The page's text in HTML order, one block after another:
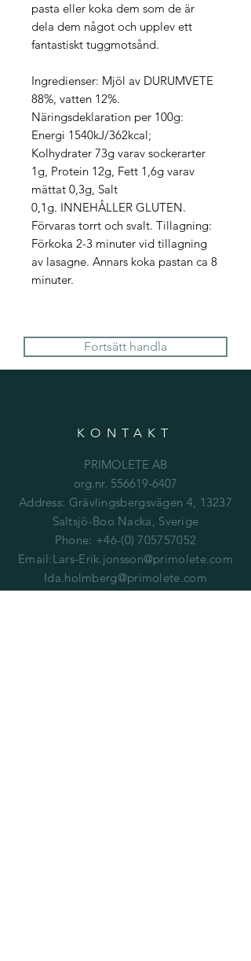
pasta eller koka dem som de är
dela dem något och upplev ett
fantastiskt tuggmotsånd.
Ingredienser: Mjöl av DURUMVETE
88%, vatten 12%.
Näringsdeklaration per 100g:
Energi 1540kJ/362kcal;
Kolhydrater 73g varav sockerarter
1g, Protein 12g, Fett 1,6g varav
mättat 0,3g, Salt
0,1g. INNEHÅLLER GLUTEN.
Förvaras torrt och svalt. Tillagning:
Förkoka 2-3 minuter vid tillagning
av lasagne. Annars koka pastan ca 8
minuter.
Fortsätt handla
KONTAKT
PRIMOLETE AB
org.nr. 556619-6407
Address: Grävlingsbergsvägen 4, 13237
Saltsjö-Boo Nacka, Sverige
Phone: +46-(0) 705757052
Email:Lars-Erik.jonsson@primolete.com
Ida.holmberg@primolete.com